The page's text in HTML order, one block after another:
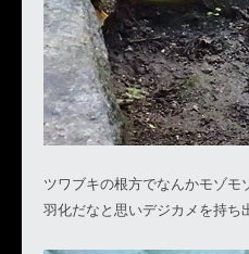
ツワブキの根方でなんかモゾ
羽化だなと思いデジカメを持ち